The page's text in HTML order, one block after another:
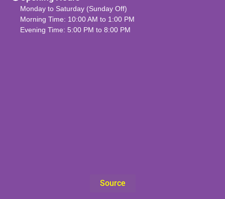
Monday to Saturday (Sunday Off)
Morning Time: 10:00 AM to 1:00 PM
Evening Time: 5:00 PM to 8:00 PM
Source